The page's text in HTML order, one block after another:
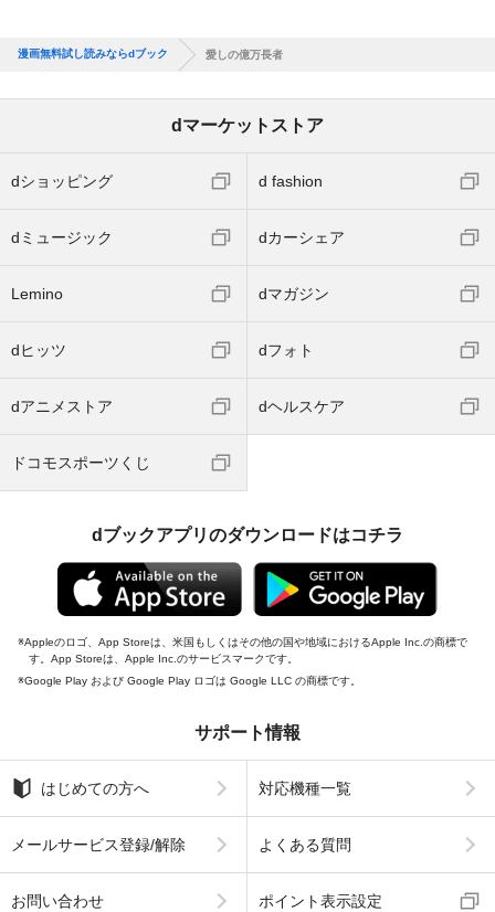
漫画無料試し読みならdブック 愛しの億万長者
dマーケットストア
dショッピング d fashion
dミュージック dカーシェア
Lemino dマガジン
dヒッツ dフォト
dアニメストア dヘルスケア
ドコモスポーツくじ
dブックアプリのダウンロードはコチラ
Appleのロゴ、App Storeは、米国もしくはその他の国や地域におけるApple Inc.の商標で
す。App Storeは、Apple Inc.のサービスマークです。
Google Play および Google Play ロゴは Google LLC の商標です。
サポート情報
はじめての方へ 対応機種一覧
メールサービス登録/解除 よくある質問
お問い合わせ ポイント表示設定